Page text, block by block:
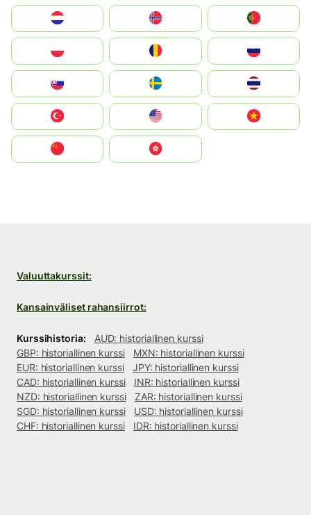
United States
中國香港特別行政區
Valuuttakurssit:
Kansainväliset rahansiirrot:
Kurssihistoria:
AUD: historiallinen kurssi
GBP: historiallinen kurssi
MXN: historiallinen kurssi
EUR: historiallinen kurssi
JPY: historiallinen kurssi
CAD: historiallinen kurssi
INR: historiallinen kurssi
NZD: historiallinen kurssi
ZAR: historiallinen kurssi
SGD: historiallinen kurssi
USD: historiallinen kurssi
CHF: historiallinen kurssi
IDR: historiallinen kurssi